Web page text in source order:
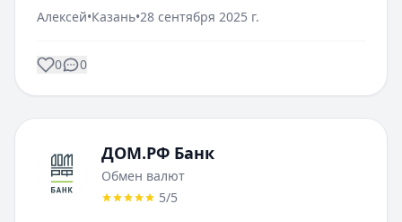
Алексей•Казань•28 сентября 2025 г.
0 0
ДОМ.РФ Банк
Обмен валют
5/5